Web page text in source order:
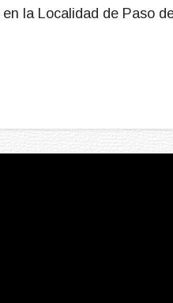
en la Localidad de Paso